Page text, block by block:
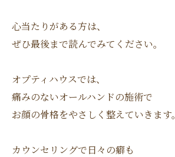
心当たりがある方は、
ぜひ最後まで読んでみてください。
オプティハウスでは、
痛みのないオールハンドの施術で
お顔の骨格をやさしく整えていきます。
カウンセリングで日々の癖も